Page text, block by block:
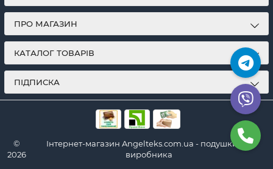
ПРО МАГАЗИН
КАТАЛОГ ТОВАРІВ
ПІДПИСКА
©
2026
Інтернет-магазин Angelteks.com.ua - подушки від
виробника